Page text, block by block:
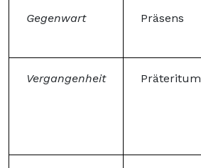
Gegenwart Präsens
Vergangenheit Präteritum